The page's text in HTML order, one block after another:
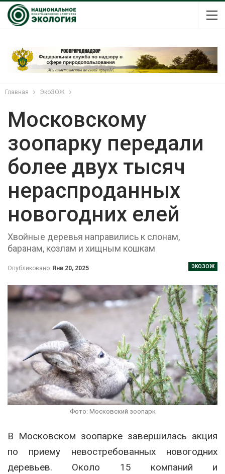
Главная ЭкоЗОЖ
Московскому
зоопарку передали
более двух тысяч
нераспроданных
новогодних елей
Хвойные деревья направились к слонам,
баранам, козлам и хищным кошкам
ЭКОЗОЖ
Опубликовано Янв 20, 2025
Фото: Московский зоопарк
В Московском зоопарке завершилась акция
по приему невостребованных новогодних
деревьев. Около 15 компаний и